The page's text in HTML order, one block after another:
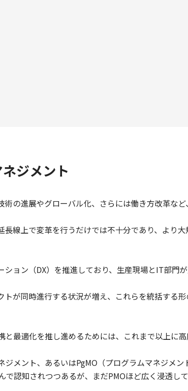
ジメント
の進展やグローバル化、さらには働き方改革な
線上で変革を行うだけでは不十分であり、より
ョン（DX）を推進しており、生産現場とIT部門
が同時進行する状況が増え、これらを統括する
最適化を推し進めるためには、これまで以上に
メント、あるいはPgMO（プログラムマネジメン
認知されつつあるが、まだPMOほど広く浸透し